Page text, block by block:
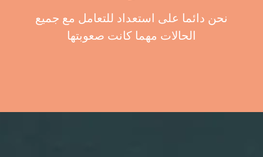
نحن دائما على استعداد للتعامل مع جميع
الحالات مهما كانت صعوبتها